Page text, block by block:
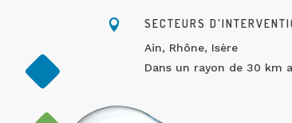
 SECTEURS
Ain, Rhône, Isère
Dans un rayon de 30 km